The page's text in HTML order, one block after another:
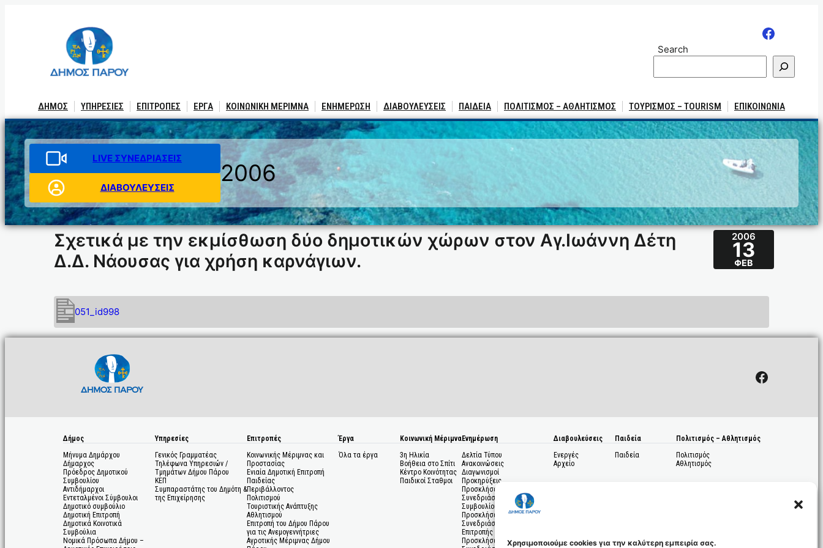
Χρησιμοποιούμε cookies για την καλύτερη εμπειρία σας.
Search
ΔΗΜΟΣ ΥΠΗΡΕΣΙΕΣ ΕΠΙΤΡΟΠΕΣ ΕΡΓΑ ΚΟΙΝΩΝΙΚΗ ΜΕΡΙΜΝΑ ΕΝΗΜΕΡΩΣΗ ΔΙΑΒΟΥΛΕΥΣΕΙΣ ΠΑΙΔΕΙΑ ΠΟΛΙΤΙΣΜΟΣ – ΑΘΛΗΤΙΣΜΟΣ ΤΟΥΡΙΣΜΟΣ – TOURISM ΕΠΙΚΟΙΝΩΝΙΑ
LIVE ΣΥΝΕΔΡΙΑΣΕΙΣ
ΔΙΑΒΟΥΛΕΥΣΕΙΣ
2006
Σχετικά με την εκμίσθωση δύο δημοτικών χώρων στον Αγ.Ιωάννη Δέτη
Δ.Δ. Νάουσας για χρήση καρνάγιων.
2006
13
ΦΕΒ
051_id998
Facebook
Δήμος
Μήνυμα Δημάρχου
Δήμαρχος
Πρόεδρος Δημοτικού
Συμβουλίου
Αντιδήμαρχοι
Εντεταλμένοι Σύμβουλοι
Δημοτικό συμβούλιο
Δημοτική Επιτροπή
Δημοτικά Κοινοτικά
Συμβούλια
Νομικά Πρόσωπα Δήμου –
Υπηρεσίες
Γενικός Γραμματέας
Τηλέφωνα Υπηρεσιών /
Τμημάτων Δήμου Πάρου
ΚΕΠ
Συμπαραστάτης του Δημότη &
της Επιχείρησης
Επιτροπές
Κοινωνικής Μέριμνας και
Προστασίας
Ενιαία Δημοτική Επιτροπή
Παιδείας
Περιβάλλοντος
Πολιτισμού
Τουριστικής Ανάπτυξης
Αθλητισμού
Επιτροπή του Δήμου Πάρου
για τις Ανεμογεννήτριες
Αγροτικής Μέριμνας Δήμου
Έργα
Όλα τα έργα
Κοινωνική Μέριμνα
3η Ηλικία
Βοήθεια στο Σπίτι
Κέντρο Κοινότητας
Παιδικοί Σταθμοι
Ενημέρωση
Δελτία Τύπου
Ανακοινώσεις
Διαγωνισμοί
Προκηρύξεις
Προσκλήσεις σε
Συνεδριάσεις Δημοτικού
Συμβουλίου
Προσκλήσεις σε
Συνεδριάσεις Δημοτικής
Επιτροπής
Προσκλήσεις σε
Διαβουλεύσεις
Ενεργές
Αρχείο
Παιδεία
Παιδεία
Πολιτισμός – Αθλητισμός
Πολιτισμός
Αθλητισμός